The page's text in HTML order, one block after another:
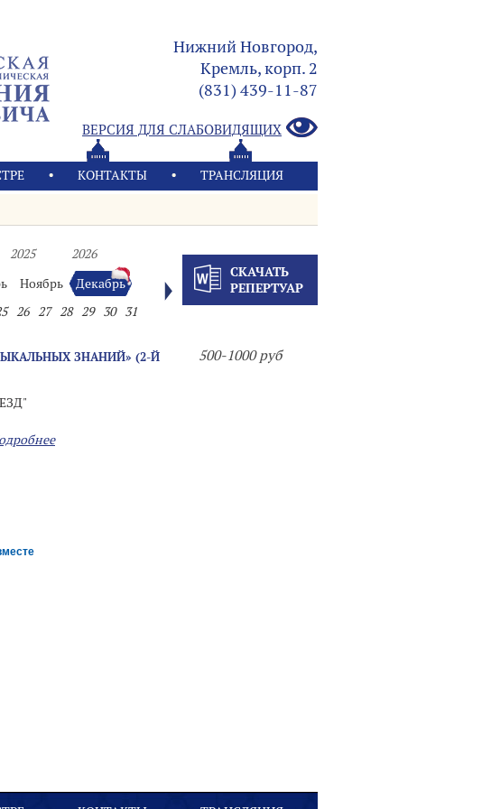
Нижний Новгород,
Кремль, корп. 2
(831) 439-11-87
ВЕРСИЯ ДЛЯ СЛАБОВИДЯЩИХ
КОНТАКТЫ ТРАНСЛЯЦИЯ
2025
2026
Ноябрь
Декабрь
26 27 28 29 30 31
СКАЧАТЬ
РЕПЕРТУАР
ЗНАНИЙ» (2-Й
500-1000 руб